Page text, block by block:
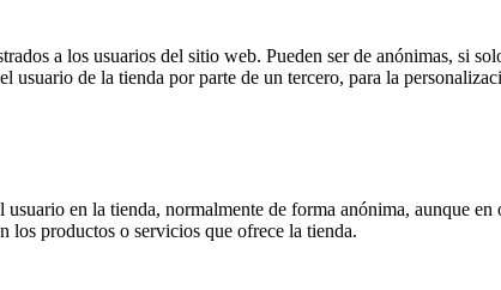
a los usuarios del sitio web. Pueden ser de anónimas, si
usuario de la tienda por parte de un tercero, para la
en la tienda, normalmente de forma anónima, aunque
los productos o servicios que ofrece la tienda.